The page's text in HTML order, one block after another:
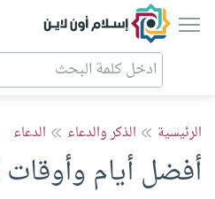
إسلام أون لاين
الرئيسية الذكر والدعاء الدعاء
أفضل أيام وأوقات